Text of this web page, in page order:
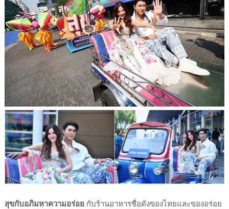
สุขกับอภิมหาความอร่อย กับร้านอาหารชื่อดังของไทยและของอร่อย